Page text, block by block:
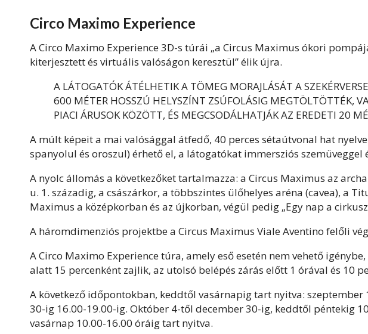
Circo Maximo Experience
A Circo Maximo Experience 3D-s túrái „a Circus Maximus ókori
kiterjesztett és virtuális valóságon keresztül” élik újra.
A LÁTOGATÓK ÁTÉLHETIK A TÖMEG MORAJLÁSÁT A
600 MÉTER HOSSZÚ HELYSZÍNT ZSÚFOLÁSIG MEGTÖLTÖTTÉK,
PIACI ÁRUSOK KÖZÖTT, ÉS MEGCSODÁLHATJÁK AZ EREDETI 20
A múlt képeit a mai valósággal átfedő, 40 perces sétaútvonal hat
spanyolul és oroszul) érhető el, a látogatókat immersziós
A nyolc állomás a következőket tartalmazza: a Circus Maximus az
u. 1. századig, a császárkor, a többszintes ülőhelyes aréna (cavea), a
Maximus a középkorban és az újkorban, végül pedig „Egy nap a
A háromdimenziós projektbe a Circus Maximus Viale Aventino felőli
A Circo Maximo Experience túra, amely eső esetén nem vehető
alatt 15 percenként zajlik, az utolsó belépés zárás előtt 1 órával és 10
A következő időpontokban, keddtől vasárnapig tart nyitva: szeptember
30-ig 16.00-19.00-ig. Október 4-től december 30-ig, keddtől péntekig
vasárnap 10.00-16.00 óráig tart nyitva.